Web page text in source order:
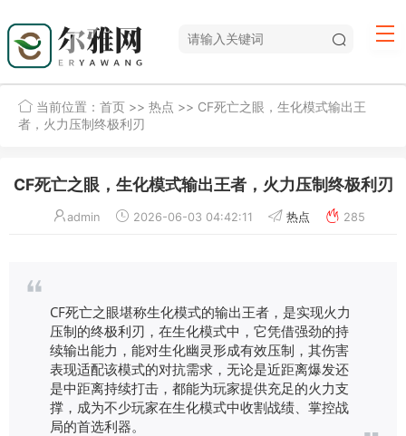
当前位置： 首页 >> 热点 >> CF死亡之眼，生化模式输出王
者，火力压制终极利刃
CF死亡之眼，生化模式输出王者，火力压制终极利刃
admin 2026-06-03 04:42:11 热点 285
CF死亡之眼堪称生化模式的输出王者，是实现火力
压制的终极利刃，在生化模式中，它凭借强劲的持
续输出能力，能对生化幽灵形成有效压制，其伤害
表现适配该模式的对抗需求，无论是近距离爆发还
是中距离持续打击，都能为玩家提供充足的火力支
撑，成为不少玩家在生化模式中收割战绩、掌控战
局的首选利器。